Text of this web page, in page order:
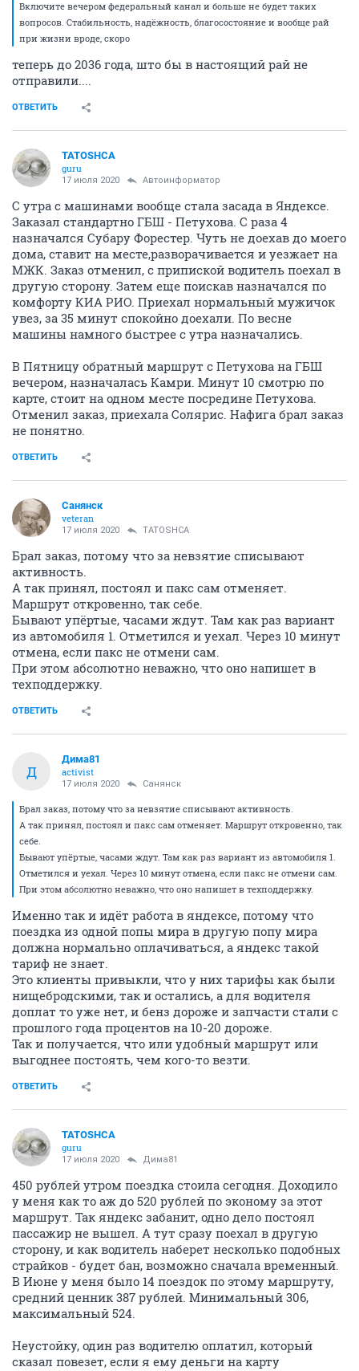
Включите вечером федеральный канал и больше не будет таких
вопросов. Стабильность, надёжность, благосостояние и вообще рай
при жизни вроде, скоро
теперь до 2036 года, што бы в настоящий рай не
отправили....
ОТВЕТИТЬ
TATOSHCA
guru
17 июля 2020 Автоинформатор
С утра с машинами вообще стала засада в Яндексе.
Заказал стандартно ГБШ - Петухова. С раза 4
назначался Субару Форестер. Чуть не доехав до моего
дома, ставит на месте,разворачивается и уезжает на
МЖК. Заказ отменил, с припиской водитель поехал в
другую сторону. Затем еще поискав назначался по
комфорту КИА РИО. Приехал нормальный мужичок
увез, за 35 минут спокойно доехали. По весне
машины намного быстрее с утра назначались.
В Пятницу обратный маршрут с Петухова на ГБШ
вечером, назначалась Камри. Минут 10 смотрю по
карте, стоит на одном месте посредине Петухова.
Отменил заказ, приехала Солярис. Нафига брал заказ
не понятно.
ОТВЕТИТЬ
Санянск
veteran
17 июля 2020 TATOSHCA
Брал заказ, потому что за невзятие списывают
активность.
А так принял, постоял и пакс сам отменяет.
Маршрут откровенно, так себе.
Бывают упёртые, часами ждут. Там как раз вариант
из автомобиля 1. Отметился и уехал. Через 10 минут
отмена, если пакс не отмени сам.
При этом абсолютно неважно, что оно напишет в
техподдержку.
ОТВЕТИТЬ
Д
Дима81
activist
17 июля 2020 Санянск
Брал заказ, потому что за невзятие списывают активность.
А так принял, постоял и пакс сам отменяет. Маршрут откровенно, так
себе.
Бывают упёртые, часами ждут. Там как раз вариант из автомобиля 1.
Отметился и уехал. Через 10 минут отмена, если пакс не отмени сам.
При этом абсолютно неважно, что оно напишет в техподдержку.
Именно так и идёт работа в яндексе, потому что
поездка из одной попы мира в другую попу мира
должна нормально оплачиваться, а яндекс такой
тариф не знает.
Это клиенты привыкли, что у них тарифы как были
нищебродскими, так и остались, а для водителя
доплат то уже нет, и бенз дороже и запчасти стали с
прошлого года процентов на 10-20 дороже.
Так и получается, что или удобный маршрут или
выгоднее постоять, чем кого-то везти.
ОТВЕТИТЬ
TATOSHCA
guru
17 июля 2020 Дима81
450 рублей утром поездка стоила сегодня. Доходило
у меня как то аж до 520 рублей по эконому за этот
маршрут. Так яндекс забанит, одно дело постоял
пассажир не вышел. А тут сразу поехал в другую
сторону, и как водитель наберет несколько подобных
страйков - будет бан, возможно сначала временный.
В Июне у меня было 14 поездок по этому маршруту,
средний ценник 387 рублей. Минимальный 306,
максимальный 524.
Неустойку, один раз водителю оплатил, который
сказал повезет, если я ему деньги на карту